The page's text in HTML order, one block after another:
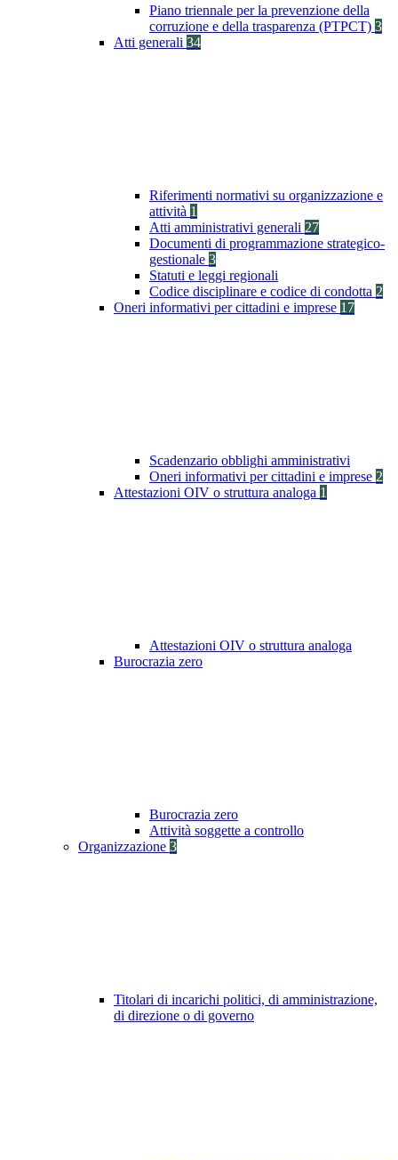
Piano triennale per la prevenzione della
corruzione e della trasparenza (PTPCT) 3
Atti generali 34
Riferimenti normativi su organizzazione e
attività 1
Atti amministrativi generali 27
Documenti di programmazione strategico-
gestionale 3
Statuti e leggi regionali
Codice disciplinare e codice di condotta 2
Oneri informativi per cittadini e imprese 17
Scadenzario obblighi amministrativi
Oneri informativi per cittadini e imprese 2
Attestazioni OIV o struttura analoga 1
Attestazioni OIV o struttura analoga
Burocrazia zero
Burocrazia zero
Attività soggette a controllo
Organizzazione 3
Titolari di incarichi politici, di amministrazione,
di direzione o di governo